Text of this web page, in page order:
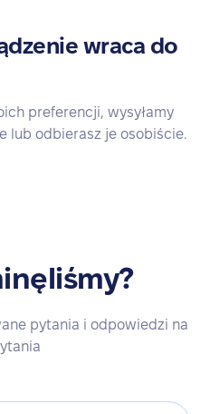
wraca do
preferencji, wysyłamy
lub odbierasz je osobiście.
pytania i odpowiedzi na